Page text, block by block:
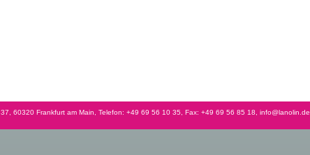
60320 Frankfurt am Main, Telefon: +49 69 56 10 35, Fax: +49 69 56 85 18, info@lanolin.de